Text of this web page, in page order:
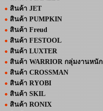
สินค้า JET
สินค้า PUMPKIN
สินค้า Freud
สินค้า FESTOOL
สินค้า LUXTER
สินค้า WARRIOR กลุ่มงานหนัก
สินค้า CROSSMAN
สินค้า RYOBI
สินค้า SKIL
สินค้า RONIX